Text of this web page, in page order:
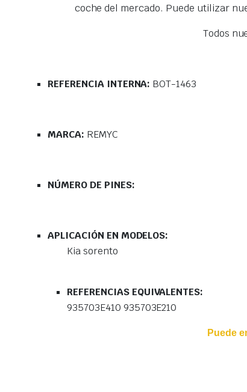
coche del mercado. Puede utilizar
Todos
REFERENCIA INTERNA: BOT-1463
MARCA: REMYC
NÚMERO DE PINES:
APLICACIÓN EN MODELOS:
Kia sorento
REFERENCIAS EQUIVALENTES:
935703E410 935703E210
Puede